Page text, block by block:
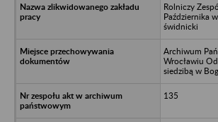
Rolniczy
Października
świdnicki
Archiwum
Wrocławiu
siedzibą w
135